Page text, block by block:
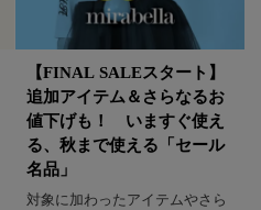
【FINAL SALEスタート】
追加アイテム＆さらなるお
値下げも！ いますぐ使え
る、秋まで使える「セール
名品」
対象に加わったアイテムやさら